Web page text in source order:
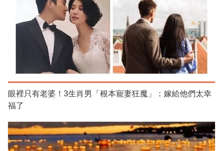
眼裡只有老婆！3生肖男「根本寵妻狂魔」：嫁給他們太幸
福了